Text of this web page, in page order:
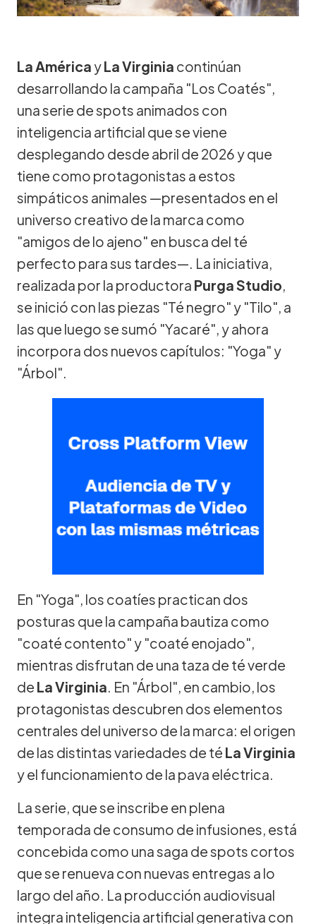
La América yLa Virginia continúan
desarrollando la campaña "Los Coatés",
una serie de spots animados con
inteligencia artificial que se viene
desplegando desde abril de 2026 y que
tiene como protagonistas a estos
simpáticos animales —presentados en el
universo creativo de la marca como
"amigos de lo ajeno" en busca del té
perfecto para sus tardes—. La iniciativa,
realizada por la productora Purga Studio,
se inició con las piezas "Té negro" y "Tilo", a
las que luego se sumó "Yacaré", y ahora
incorpora dos nuevos capítulos: "Yoga" y
"Árbol".
En "Yoga", los coatíes practican dos
posturas que la campaña bautiza como
"coaté contento" y "coaté enojado",
mientras disfrutan de una taza de té verde
de La Virginia. En "Árbol", en cambio, los
protagonistas descubren dos elementos
centrales del universo de la marca: el origen
de las distintas variedades de té La Virginia
y el funcionamiento de la pava eléctrica.
La serie, que se inscribe en plena
temporada de consumo de infusiones, está
concebida como una saga de spots cortos
que se renueva con nuevas entregas a lo
largo del año. La producción audiovisual
integra inteligencia artificial generativa con